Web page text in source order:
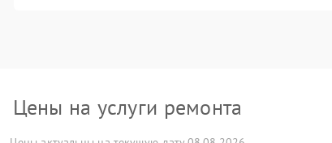
Цены на услуги ремонта